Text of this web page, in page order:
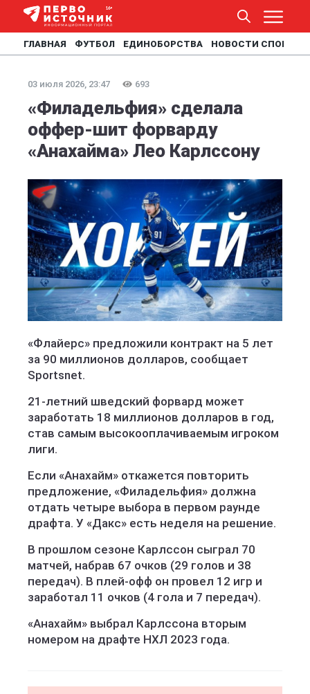
ГЛАВНАЯ ФУТБОЛ ЕДИНОБОРСТВА НОВОСТИ СПОРТА
03 июля 2026, 23:47 693
«Филадельфия» сделала
оффер-шит форварду
«Анахайма» Лео Карлссону
«Флайерс» предложили контракт на 5 лет
за 90 миллионов долларов, сообщает
Sportsnet.
21-летний шведский форвард может
заработать 18 миллионов долларов в год,
став самым высокооплачиваемым игроком
лиги.
Если «Анахайм» откажется повторить
предложение, «Филадельфия» должна
отдать четыре выбора в первом раунде
драфта. У «Дакс» есть неделя на решение.
В прошлом сезоне Карлссон сыграл 70
матчей, набрав 67 очков (29 голов и 38
передач). В плей-офф он провел 12 игр и
заработал 11 очков (4 гола и 7 передач).
«Анахайм» выбрал Карлссона вторым
номером на драфте НХЛ 2023 года.